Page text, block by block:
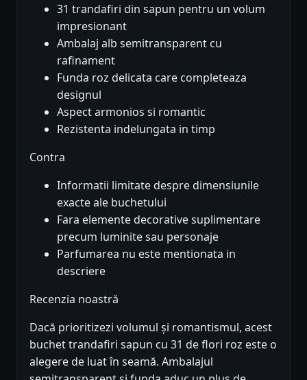
31 trandafiri din sapun pentru un volum
impresionant
Ambalaj alb semitransparent cu
rafinament
Funda roz delicata care completeaza
designul
Aspect armonios si romantic
Rezistenta indelungata in timp
Contra
Informatii limitate despre dimensiunile
exacte ale buchetului
Fara elemente decorative suplimentare
precum luminite sau personaje
Parfumarea nu este mentionata in
descriere
Recenzia noastră
Dacă prioritizezi volumul și romantismul, acest
buchet trandafiri sapun cu 31 de flori roz este o
alegere de luat în seamă. Ambalajul